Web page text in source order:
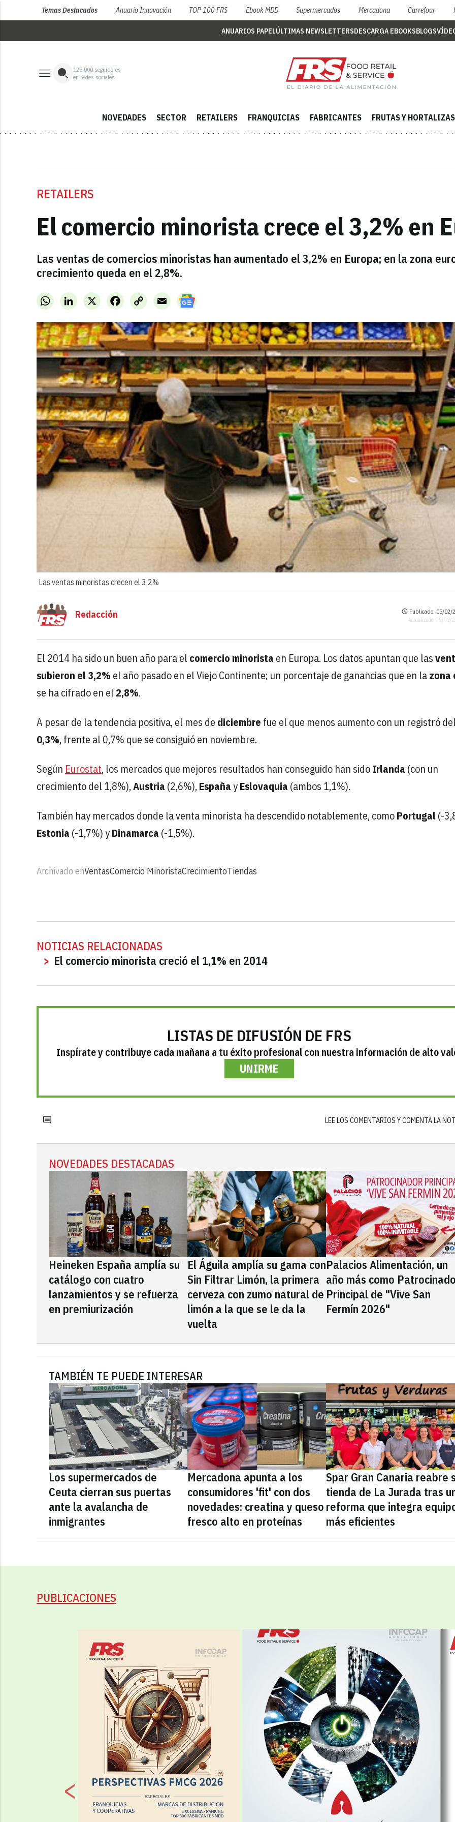
Temas Destacados Anuario Innovación TOP 100 FRS Ebook MDD Supermercados Mercadona Carrefour
ANUARIOS PAPELÚLTIMAS NEWSLETTERSDESCARGA EBOOKSBLOGS
125,000 seguidores
en redes sociales
NOVEDADES SECTOR RETAILERS FRANQUICIAS FABRICANTES FRUTAS Y HORTALIZAS
RETAILERS
El comercio minorista crece el 3,2% en
Las ventas de comercios minoristas han aumentado el 3,2% en Europa; en la zona
crecimiento queda en el 2,8%.
WhatsAppLinkedInX FacebookCopy
Link
Email
Las ventas minoristas crecen el 3,2%
Redacción Publicado: 05/02/
Actualizado: 05/02/
El 2014 ha sido un buen año para el comercio minorista en Europa. Los datos apuntan que las
subieron el 3,2% el año pasado en el Viejo Continente; un porcentaje de ganancias que en lazona
se ha cifrado en el2,8%.
A pesar de la tendencia positiva, el mes de diciembre fue el que menos aumento con un registró
0,3%, frente al 0,7% que se consiguió en noviembre.
Según Eurostat, los mercados que mejores resultados han conseguido han sidoIrlanda (con un
crecimiento del 1,8%),Austria (2,6%),EspañayEslovaquia (ambos 1,1%).
También hay mercados donde la venta minorista ha descendido notablemente, comoPortugal(-
Estonia (-1,7%) yDinamarca (-1,5%).
Archivado enVentasComercio MinoristaCrecimientoTiendas
NOTICIAS RELACIONADAS
El comercio minorista creció el 1,1% en 2014
LISTAS DE DIFUSIÓN DE FRS
Inspírate y contribuye cada mañana a tu éxito profesional con nuestra información de alto
UNIRME
LEE LOS COMENTARIOS Y COMENTA LA
NOVEDADES DESTACADAS
Heineken España amplía su
catálogo con cuatro
lanzamientos y se refuerza
en premiurización
El Águila amplía su gama con
Sin Filtrar Limón, la primera
cerveza con zumo natural de
limón a la que se le da la
vuelta
Palacios Alimentación, un
año más como
Principal de "Vive San
Fermín 2026"
TAMBIÉN TE PUEDE INTERESAR
Los supermercados de
Ceuta cierran sus puertas
ante la avalancha de
inmigrantes
Mercadona apunta a los
consumidores 'fit' con dos
novedades: creatina y queso
fresco alto en proteínas
Spar Gran Canaria reabre
tienda de La Jurada tras
reforma que integra
más eficientes
PUBLICACIONES